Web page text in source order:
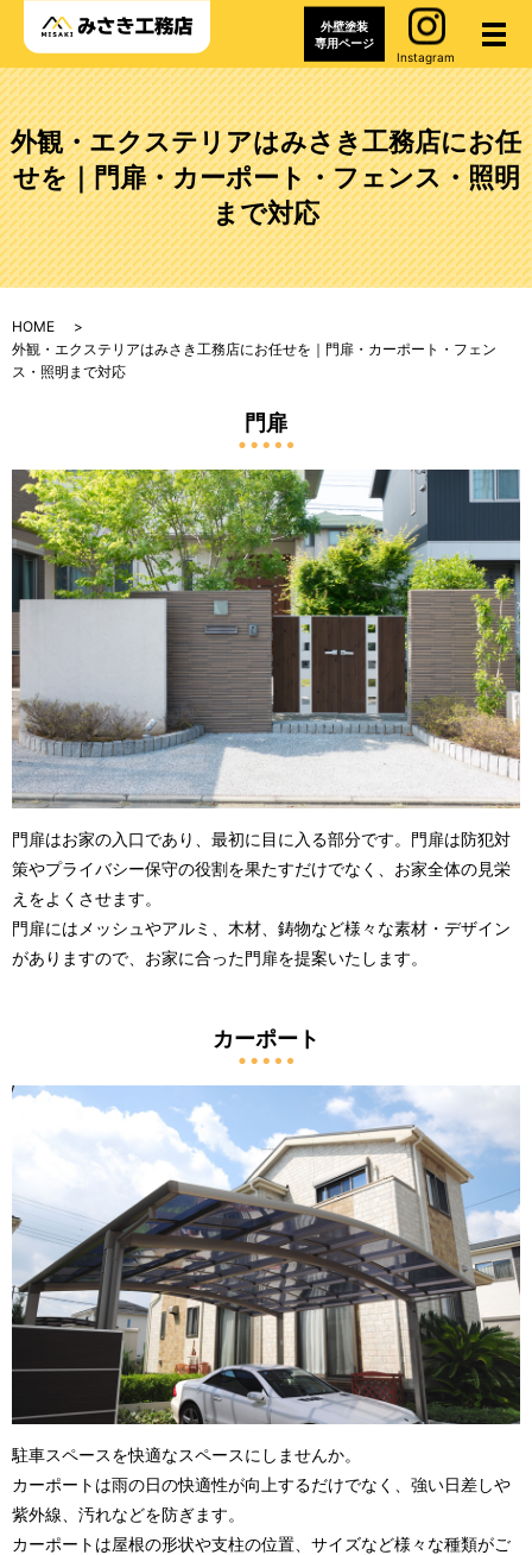
メ
外壁塗装
専用ページ
Instagram
外観・エクステリアはみさき工務店にお任
せを｜門扉・カーポート・フェンス・照明
まで対応
HOME
外観・エクステリアはみさき工務店にお任せを｜門扉・カーポート・フェン
ス・照明まで対応
門扉
門扉はお家の入口であり、最初に目に入る部分です。門扉は防犯対
策やプライバシー保守の役割を果たすだけでなく、お家全体の見栄
えをよくさせます。
門扉にはメッシュやアルミ、木材、鋳物など様々な素材・デザイン
がありますので、お家に合った門扉を提案いたします。
カーポート
駐車スペースを快適なスペースにしませんか。
カーポートは雨の日の快適性が向上するだけでなく、強い日差しや
紫外線、汚れなどを防ぎます。
カーポートは屋根の形状や支柱の位置、サイズなど様々な種類がご